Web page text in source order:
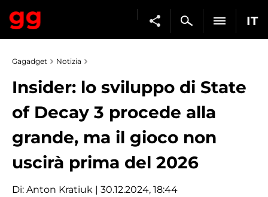
IT
Gagadget Notizia
Insider: lo sviluppo di State
of Decay 3 procede alla
grande, ma il gioco non
uscirà prima del 2026
Di: Anton Kratiuk | 30.12.2024, 18:44